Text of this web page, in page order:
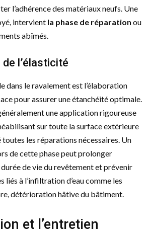
l’adhérence des matériaux neufs. Une
intervient la phase de réparation ou
abîmés.
l’élasticité
dans le ravalement est l’élaboration
pour assurer une étanchéité optimale.
une application rigoureuse
sur toute la surface extérieure
les réparations nécessaires. Un
de cette phase peut prolonger
de vie du revêtement et prévenir
liés à l’infiltration d’eau comme les
détérioration hâtive du bâtiment.
et l’entretien